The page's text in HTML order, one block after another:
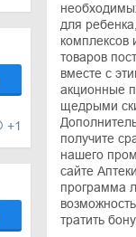
+1
для
комплексов
товаров
вместе с
акционные
щедрыми
получите
нашего
сайте
программа
тратить